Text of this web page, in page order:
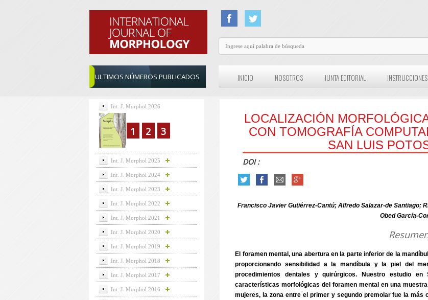
ULTIMOS NÚMEROS PUBLICADOS INICIO NOSOTROS JUNTA EDITORIAL
LOCALIZACIÓN
CON TOMOGRAFÍA
SAN LUIS
DOI :
Francisco Javier Gutiérrez-Cantú; Alfredo Salazar-de Santiago;
Obed García-
El foramen mental, una abertura en la parte inferior de la
proporcionando sensibilidad a la mandíbula y la piel del
procedimientos dentales y quirúrgicos. Nuestro estudio
características morfológicas del foramen mental en una
mujeres, la zona entre el primer y segundo premolar fue la más
Int. J. Morphol 2026
1 2 3
Int. J. Morphol 2025
Int. J. Morphol 2024
Int. J. Morphol 2023
Int. J. Morphol 2022
Int. J. Morphol 2021
Int. J. Morphol 2020
Int. J. Morphol 2019
Int. J. Morphol 2018
Int. J. Morphol 2017
Int. J. Morphol 2016